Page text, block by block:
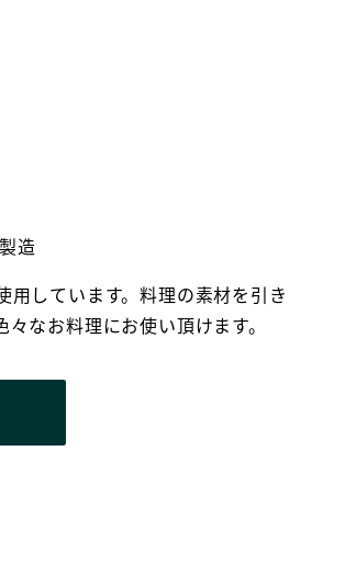
造
しています。料理の素材を引き
なお料理にお使い頂けます。